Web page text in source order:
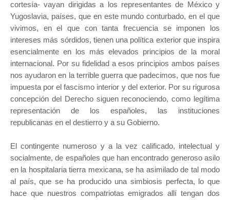
cortesía- vayan dirigidas a los representantes de México y
Yugoslavia, países, que en este mundo conturbado, en el que
vivimos, en el que con tanta frecuencia se imponen los
intereses más sórdidos, tienen una política exterior que inspira
esencialmente en los más elevados principios de la moral
internacional. Por su fidelidad a esos principios ambos países
nos ayudaron en la terrible guerra que padecimos, que nos fue
impuesta por el fascismo interior y del exterior. Por su rigurosa
concepción del Derecho siguen reconociendo, como legítima
representación de los españoles, las instituciones
republicanas en el destierro y a su Gobierno.
El contingente numeroso y a la vez calificado, intelectual y
socialmente, de españoles que han encontrado generoso asilo
en la hospitalaria tierra mexicana, se ha asimilado de tal modo
al país, que se ha producido una simbiosis perfecta, lo que
hace que nuestros compatriotas emigrados allí tengan dos